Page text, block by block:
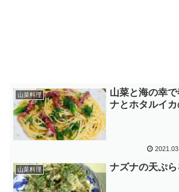
山菜料理
山菜と海の幸
ナとホタルイカ
山菜料理 ナズナの天ぷら